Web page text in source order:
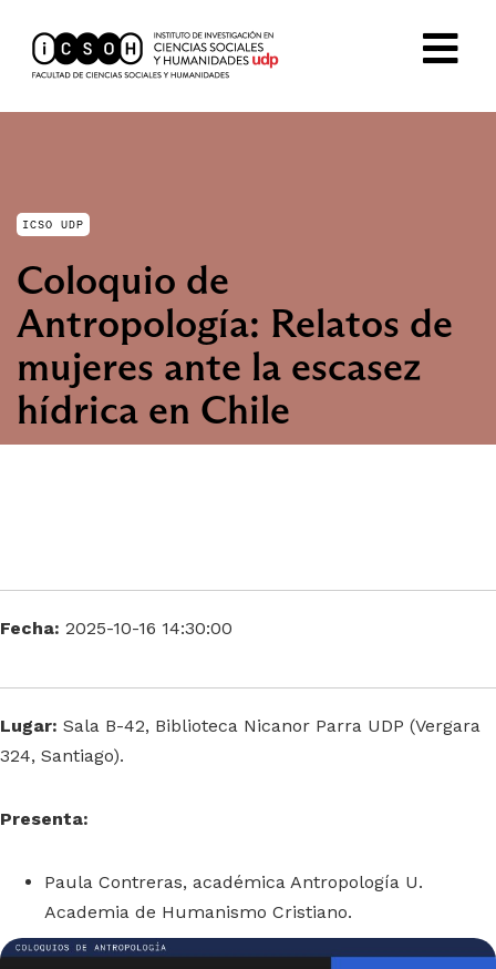
ICSO UDP
Coloquio de
Antropología: Relatos de
mujeres ante la escasez
hídrica en Chile
Fecha: 2025-10-16 14:30:00
Lugar: Sala B-42, Biblioteca Nicanor Parra UDP (Vergara
324, Santiago).
Presenta:
Paula Contreras, académica Antropología U.
Academia de Humanismo Cristiano.